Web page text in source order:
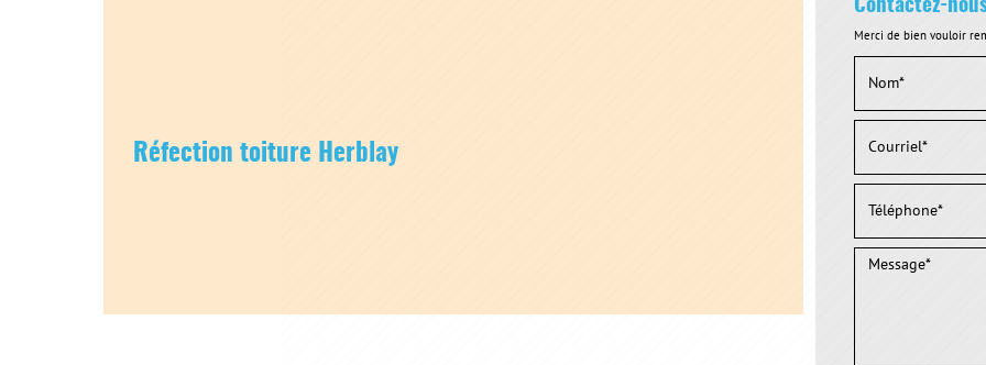
Réfection toiture Herblay
Contactez-
Merci de bien vouloir